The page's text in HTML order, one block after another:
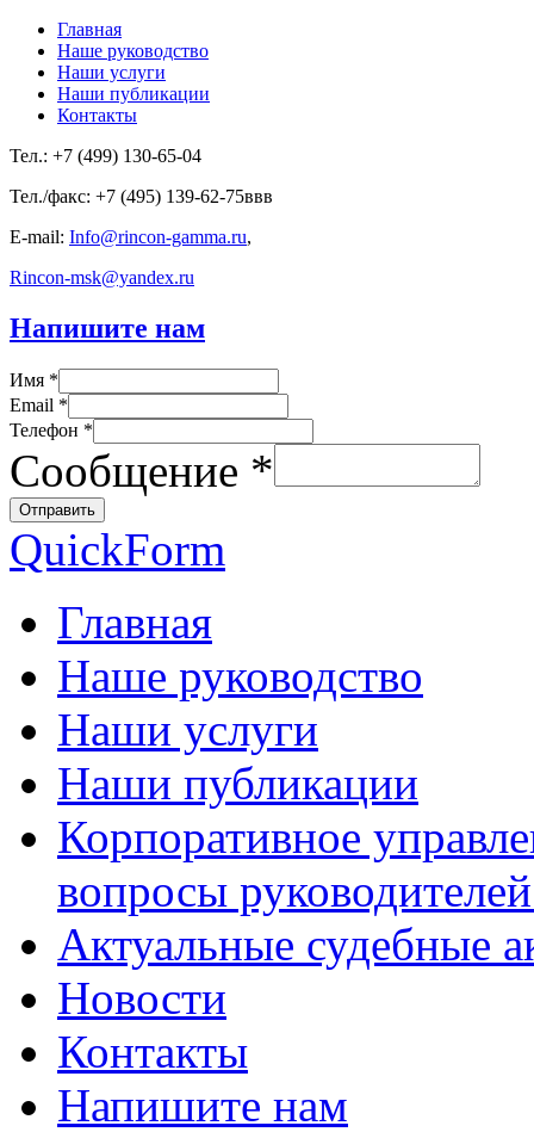
Главная
Наше руководство
Наши услуги
Наши публикации
Контакты
Тел.: +7 (499) 130-65-04
Тел./факс: +7 (495) 139-62-75ввв
E-mail: Info@rincon-gamma.ru,
Rincon-msk@yandex.ru
Напишите нам
Имя *
Email *
Телефон *
Сообщение *
QuickForm
Главная
Наше руководство
Наши услуги
Наши публикации
Корпоративное
вопросы
Актуальные судебные
Новости
Контакты
Напишите нам